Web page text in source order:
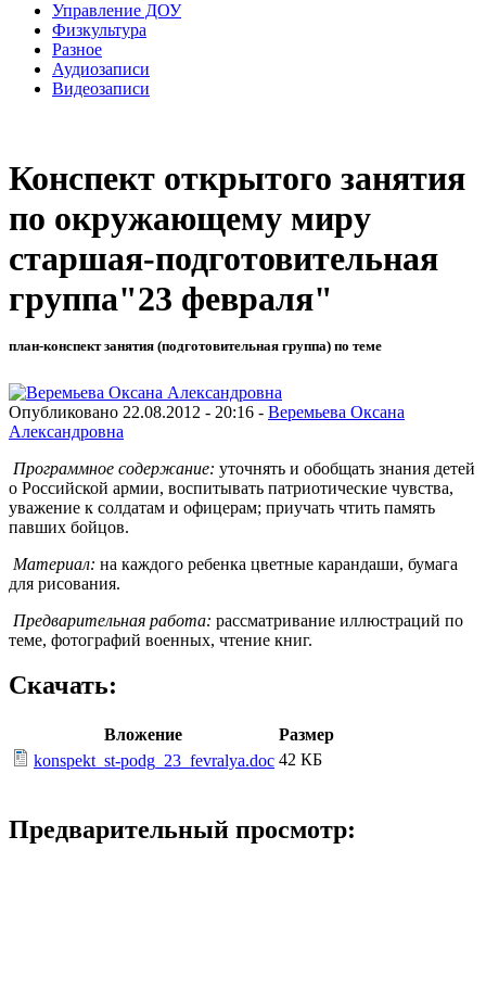
Управление ДОУ
Физкультура
Разное
Аудиозаписи
Видеозаписи
Конспект открытого занятия
по окружающему миру
старшая-подготовительная
группа"23 февраля"
план-конспект занятия (подготовительная группа) по теме
Опубликовано 22.08.2012 - 20:16 - Веремьева Оксана
Александровна
Программное содержание: уточнять и обобщать знания детей
о Российской армии, воспитывать патриотические чувства,
уважение к солдатам и офицерам; приучать чтить память
павших бойцов.
Материал: на каждого ребенка цветные карандаши, бумага
для рисования.
Предварительная работа: рассматривание иллюстраций по
теме, фотографий военных, чтение книг.
Скачать:
Вложение
Размер
konspekt_st-podg_23_fevralya.doc 42 КБ
Предварительный просмотр: